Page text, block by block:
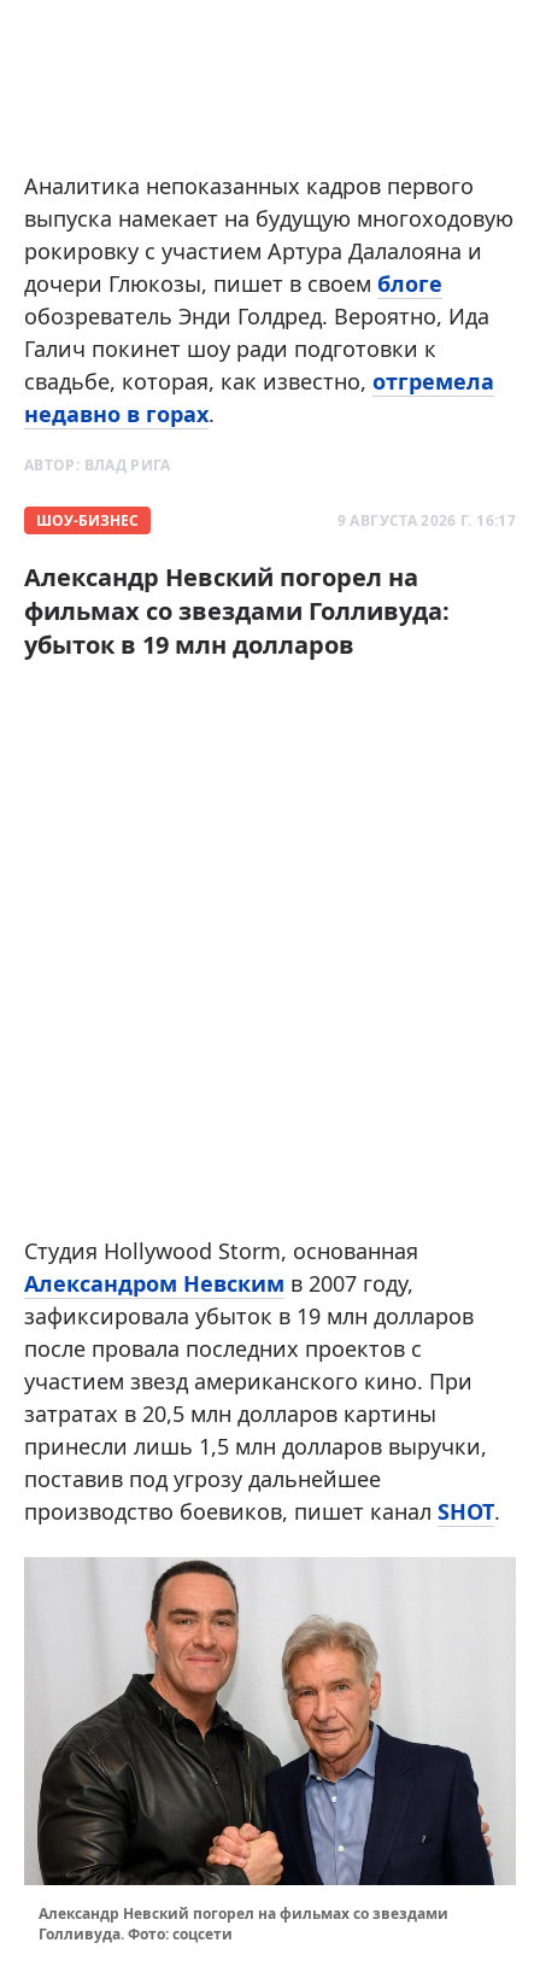
Аналитика непоказанных кадров первого
выпуска намекает на будущую многоходовую
рокировку с участием Артура Далалояна и
дочери Глюкозы, пишет в своем блоге
обозреватель Энди Голдред. Вероятно, Ида
Галич покинет шоу ради подготовки к
свадьбе, которая, как известно, отгремела
недавно в горах.
АВТОР: ВЛАД РИГА
ШОУ-БИЗНЕС 9 АВГУСТА 2026 Г. 16:17
Александр Невский погорел на
фильмах со звездами Голливуда:
убыток в 19 млн долларов
Студия Hollywood Storm, основанная
Александром Невским в 2007 году,
зафиксировала убыток в 19 млн долларов
после провала последних проектов с
участием звезд американского кино. При
затратах в 20,5 млн долларов картины
принесли лишь 1,5 млн долларов выручки,
поставив под угрозу дальнейшее
производство боевиков, пишет канал SHOT.
Александр Невский погорел на фильмах со звездами
Голливуда. Фото: соцсети